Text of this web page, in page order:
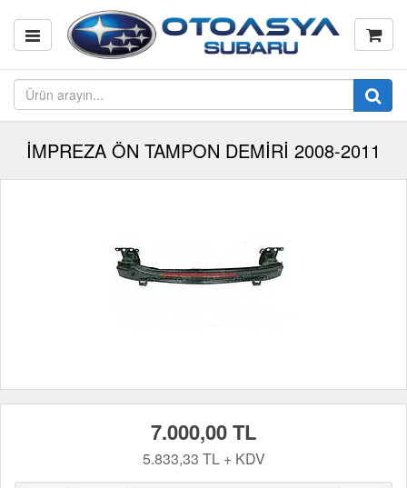
İMPREZA ÖN TAMPON DEMİRİ 2008-2011
7.000,00 TL
5.833,33 TL + KDV